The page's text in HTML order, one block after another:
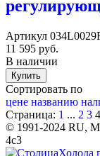
Артикул
11 595 руб.
В наличии
Купить
Сортировать по
цене названию
Страница: 1 ... 2 3 4
© 1991-2024 RU,
4с3